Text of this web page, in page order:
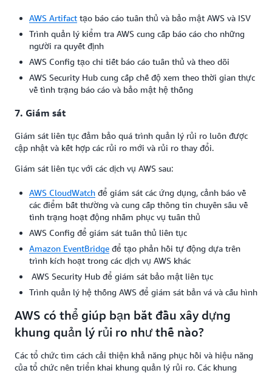
AWS Artifact tạo báo cáo tuân thủ và bảo mật AWS và ISV
Trình quản lý kiểm tra AWS cung cấp báo cáo cho những
người ra quyết định
AWS Config tạo chi tiết báo cáo tuân thủ và theo dõi
AWS Security Hub cung cấp chế độ xem theo thời gian thực
về tình trạng báo cáo và bảo mật hệ thống
7. Giám sát
Giám sát liên tục đảm bảo quá trình quản lý rủi ro luôn được
cập nhật và kết hợp các rủi ro mới và rủi ro thay đổi.
Giám sát liên tục với các dịch vụ AWS sau:
AWS CloudWatch để giám sát các ứng dụng, cảnh báo về
các điểm bất thường và cung cấp thông tin chuyên sâu về
tình trạng hoạt động nhằm phục vụ tuân thủ
AWS Config để giám sát tuân thủ liên tục
Amazon EventBridge để tạo phản hồi tự động dựa trên
trình kích hoạt trong các dịch vụ AWS khác
AWS Security Hub để giám sát bảo mật liên tục
Trình quản lý hệ thống AWS để giám sát bản vá và cấu hình
AWS có thể giúp bạn bắt đầu xây dựng
khung quản lý rủi ro như thế nào?
Các tổ chức tìm cách cải thiện khả năng phục hồi và hiệu năng
của tổ chức nên triển khai khung quản lý rủi ro. Các khung